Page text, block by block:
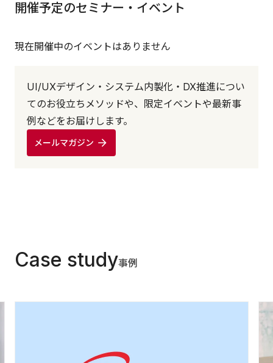
開催予定のセミナー・イベント
現在開催中のイベントはありません
UI/UXデザイン・システム内製化・DX推進につい
てのお役立ちメソッドや、限定イベントや最新事
例などをお届けします。
メールマガジン
Case study事例